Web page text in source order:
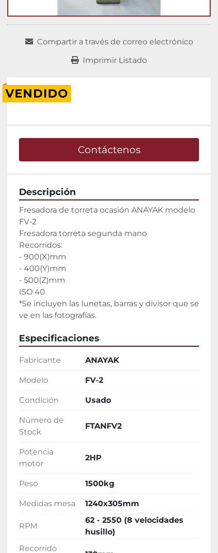
Compartir a través de correo electrónico
Imprimir Listado
VENDIDO
Contáctenos
Descripción
Fresadora de torreta ocasión ANAYAK modelo
FV-2
Fresadora torreta segunda mano
Recorridos:
- 900(X)mm
- 400(Y)mm
- 500(Z)mm
ISO 40
*Se incluyen las lunetas, barras y divisor que se
ve en las fotografías.
Especificaciones
Fabricante ANAYAK
Modelo FV-2
Condición Usado
Número de
Stock
FTANFV2
Potencia
motor
2HP
Peso 1500kg
Medidas mesa 1240x305mm
RPM
62 - 2550 (8 velocidades
husillo)
Recorrido